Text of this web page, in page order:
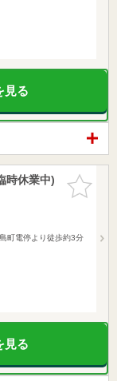
見る
お気に入
りに追加
時休業中)
町電停より徒歩約3分
見る